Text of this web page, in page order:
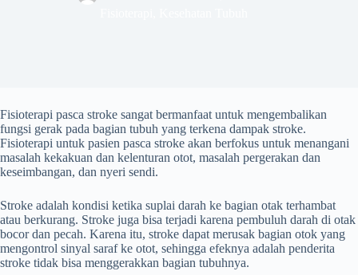
Fisioterapi pasca stroke sangat bermanfaat untuk mengembalikan
fungsi gerak pada bagian tubuh yang terkena dampak stroke.
Fisioterapi untuk pasien pasca stroke akan berfokus untuk menangani
masalah kekakuan dan kelenturan otot, masalah pergerakan dan
keseimbangan, dan nyeri sendi.
Stroke adalah kondisi ketika suplai darah ke bagian otak terhambat
atau berkurang. Stroke juga bisa terjadi karena pembuluh darah di otak
bocor dan pecah. Karena itu, stroke dapat merusak bagian otok yang
mengontrol sinyal saraf ke otot, sehingga efeknya adalah penderita
stroke tidak bisa menggerakkan bagian tubuhnya.